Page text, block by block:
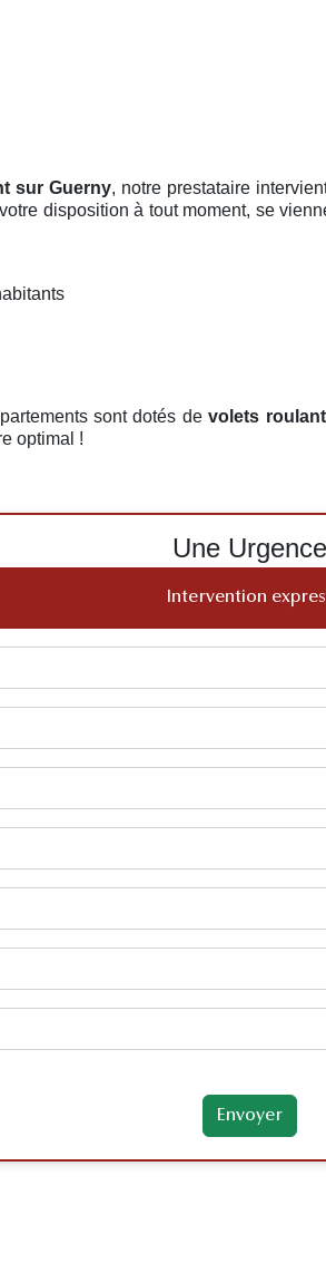
sur Guerny, notre prestataire
disposition à tout moment, se
sont dotés devolets
optimal !
Une Urgence
Intervention